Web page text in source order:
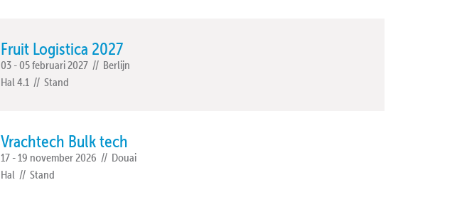
Fruit Logistica 2027
03 - 05 februari 2027 // Berlijn
Hal 4.1 // Stand
Vrachtech Bulk tech
17 - 19 november 2026 // Douai
Hal // Stand